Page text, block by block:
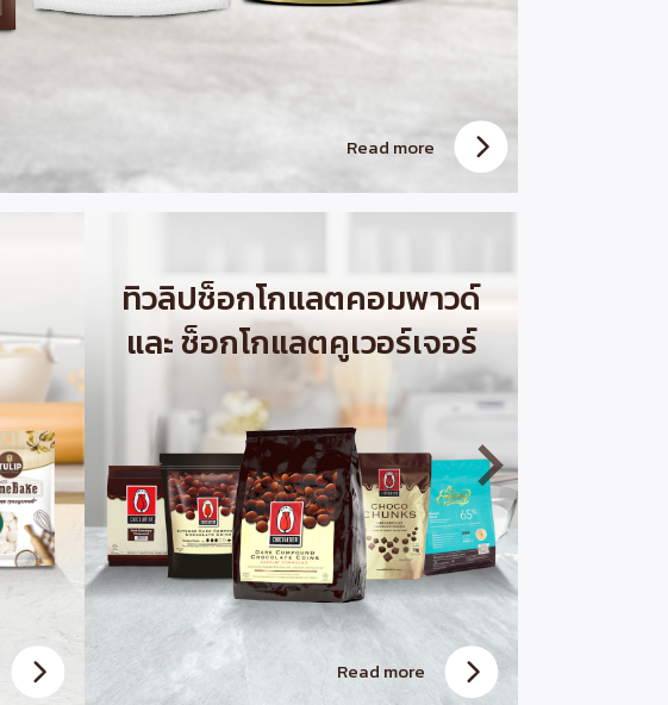
Read more
ทิวลิปช็อกโกแลตคอมพาวด์
และ ช็อกโกแลตคูเวอร์เจอร์
Read more